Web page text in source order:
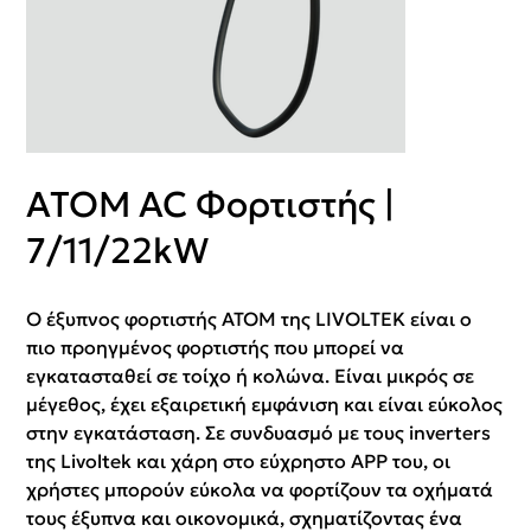
ATOM AC Φορτιστής |
7/11/22kW
Ο έξυπνος φορτιστής ΑΤΟΜ της LIVOLTEK είναι ο
πιο προηγμένος φορτιστής που μπορεί να
εγκατασταθεί σε τοίχο ή κολώνα. Είναι μικρός σε
μέγεθος, έχει εξαιρετική εμφάνιση και είναι εύκολος
στην εγκατάσταση. Σε συνδυασμό με τους inverters
της Livoltek και χάρη στο εύχρηστο APP του, οι
χρήστες μπορούν εύκολα να φορτίζουν τα οχήματά
τους έξυπνα και οικονομικά, σχηματίζοντας ένα